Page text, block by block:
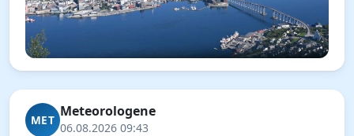
MET
Meteorologene
06.08.2026 09:43